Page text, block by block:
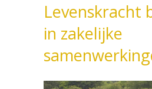
Levenskracht
in zakelijke